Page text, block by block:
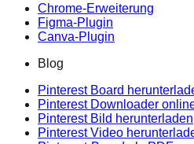
Chrome-Erweiterung
Figma-Plugin
Canva-Plugin
Blog
Pinterest Board
Pinterest Downloader
Pinterest Bild herunterladen
Pinterest Video